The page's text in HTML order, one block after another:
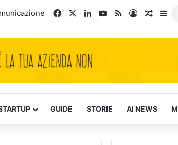
FacebookLinkedInYou Tube
RSSAccedi
GUIDE STORIE AI NEWS